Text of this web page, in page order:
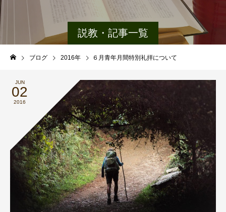
説教・記事一覧
ブログ 2016年 ６月青年月間特別礼拝について
JUN
02
2016